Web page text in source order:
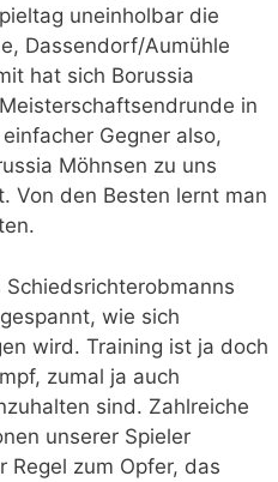
uneinholbar die
Dassendorf/Aumühle
hat sich Borussia
in
Gegner also,
Möhnsen zu uns
Von den Besten lernt man
wie sich
wird. Training ist ja doch
zumal ja auch
sind. Zahlreiche
unserer Spieler
Regel zum Opfer, das